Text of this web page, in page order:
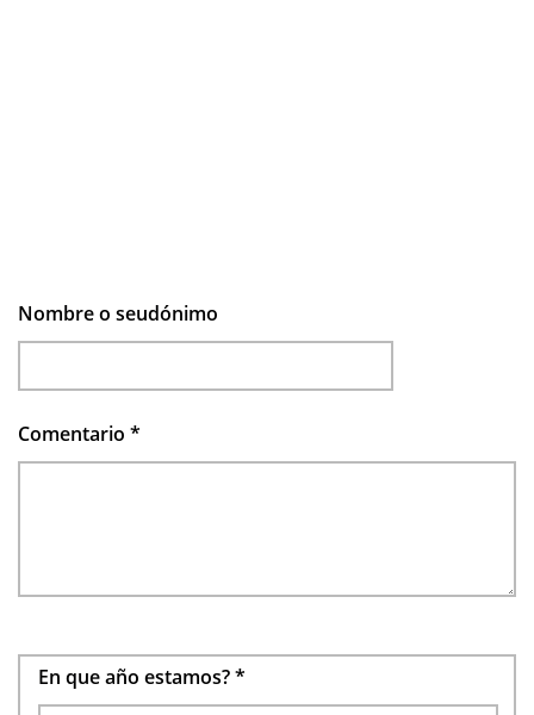
Nombre o seudónimo
Comentario *
En que año estamos?*